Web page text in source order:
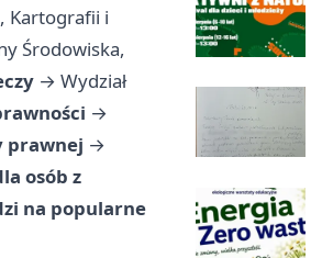
Kartografii i
Środowiska,
→ Wydział
→
prawnej →
osób z
na popularne